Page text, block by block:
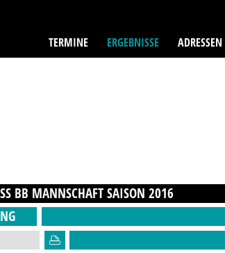
TERMINE ERGEBNISSE ADRESSEN
BB MANNSCHAFTSAISON2016